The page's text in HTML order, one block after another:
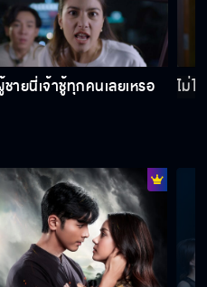
ายนี่เจ้าชู้ทุกคนเลยเหรอ ไม่ไ